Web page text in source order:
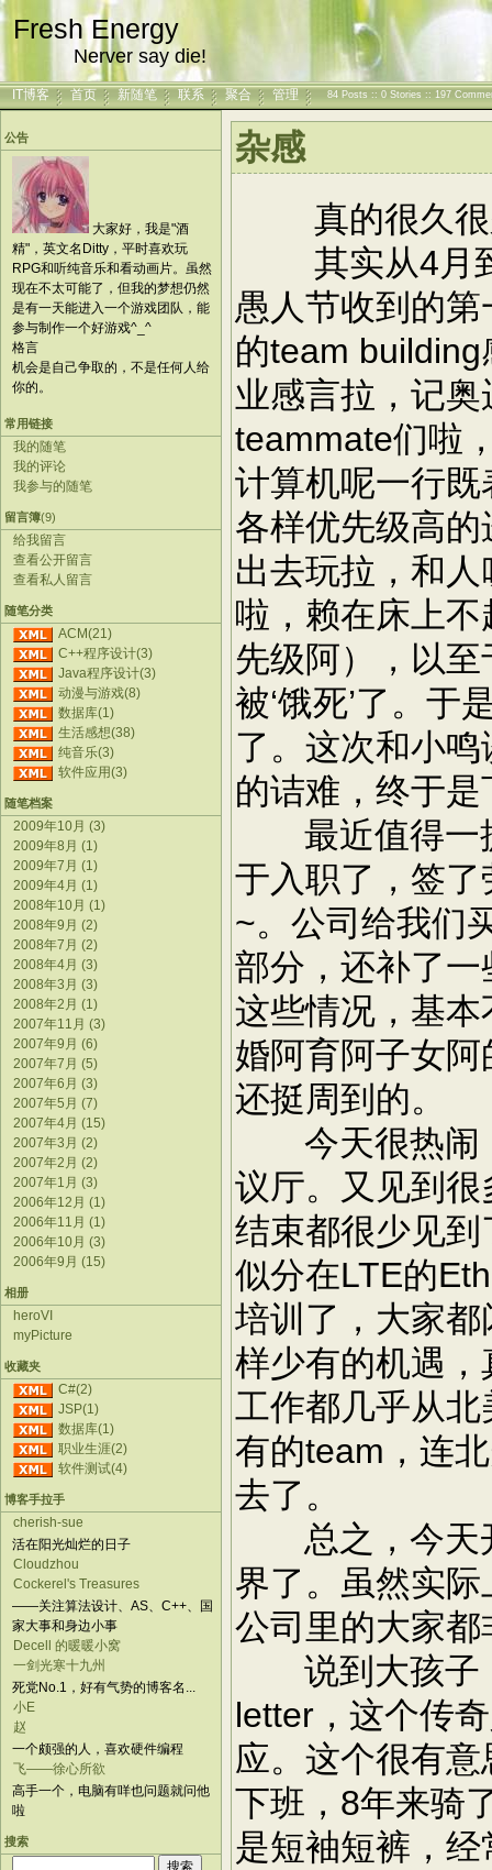
Fresh Energy
Nerver say die!
IT博客 首页 新随笔 联系 聚合 管理 84 Posts :: 0 Stories :: 197
公告
大家好，我是"酒
精"，英文名Ditty，平时喜欢玩
RPG和听纯音乐和看动画片。虽然
现在不太可能了，但我的梦想仍然
是有一天能进入一个游戏团队，能
参与制作一个好游戏^_^
格言
机会是自己争取的，不是任何人给
你的。
常用链接
我的随笔
我的评论
我参与的随笔
留言簿(9)
给我留言
查看公开留言
查看私人留言
随笔分类
ACM(21)
C++程序设计(3)
Java程序设计(3)
动漫与游戏(8)
数据库(1)
生活感想(38)
纯音乐(3)
软件应用(3)
随笔档案
2009年10月 (3)
2009年8月 (1)
2009年7月 (1)
2009年4月 (1)
2008年10月 (1)
2008年9月 (2)
2008年7月 (2)
2008年4月 (3)
2008年3月 (3)
2008年2月 (1)
2007年11月 (3)
2007年9月 (6)
2007年7月 (5)
2007年6月 (3)
2007年5月 (7)
2007年4月 (15)
2007年3月 (2)
2007年2月 (2)
2007年1月 (3)
2006年12月 (1)
2006年11月 (1)
2006年10月 (3)
2006年9月 (15)
相册
heroVI
myPicture
收藏夹
C#(2)
JSP(1)
数据库(1)
职业生涯(2)
软件测试(4)
博客手拉手
cherish-sue
活在阳光灿烂的日子
Cloudzhou
Cockerel's Treasures
——关注算法设计、AS、C++、国
家大事和身边小事
Decell 的暖暖小窝
一剑光寒十九州
死党No.1，好有气势的博客名...
小E
赵
一个颇强的人，喜欢硬件编程
飞——徐心所欲
高手一个，电脑有咩也问题就问他
啦
搜索
杂感
真的很久很
其实从4月到
愚人节收到的
的team
业感言拉，记
teammate们啦
计算机呢一行
各样优先级高
出去玩拉，和
啦，赖在床上
先级阿），以
被‘饿死’了。于
了。这次和小
的诘难，终于
最近值得一
于入职了，签
~。公司给我们
部分，还补了
这些情况，基
婚阿育阿子女
还挺周到的。
今天很热闹
议厅。又见到
结束都很少见
似分在LTE的
培训了，大家
样少有的机遇
工作都几乎从
有的team，连
去了。
总之，今天
界了。虽然实
公司里的大家
说到大孩子
letter，这个传
应。这个很有
下班，8年来骑
是短袖短裤，